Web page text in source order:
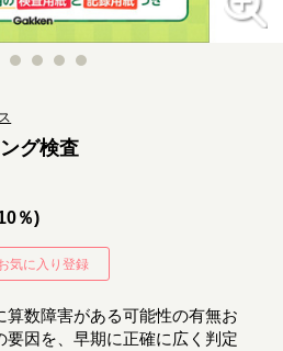
グ検査
％)
気に入り登録
算数障害がある可能性の有無お
要因を、早期に正確に広く判定